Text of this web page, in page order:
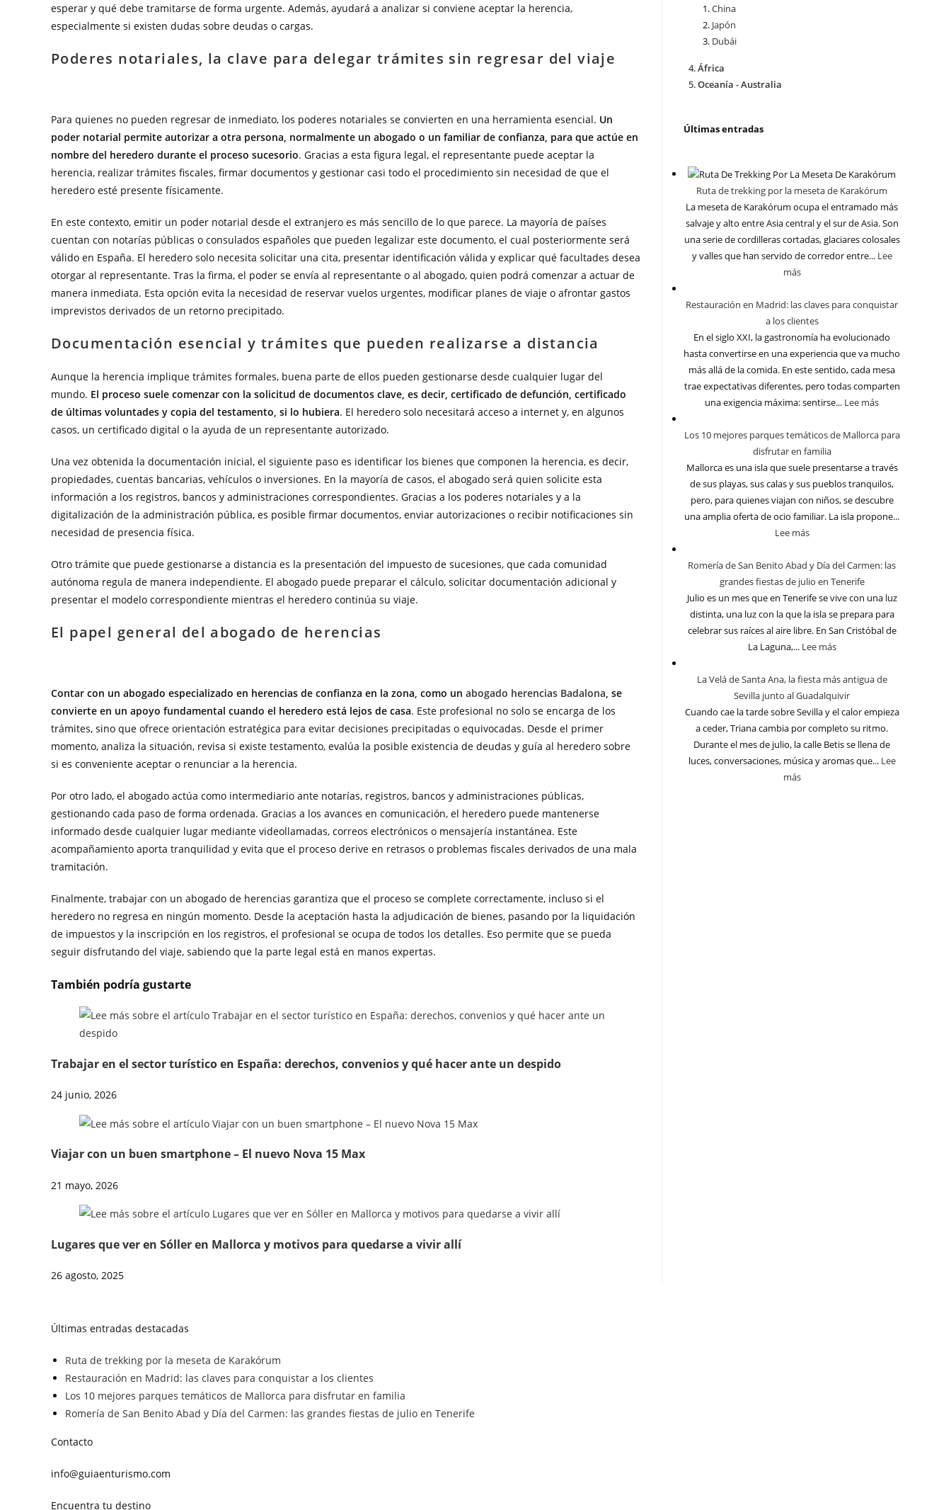
esperar y qué debe tramitarse de forma urgente. Además, ayudará a analizar si conviene aceptar la herencia,
especialmente si existen dudas sobre deudas o cargas.
Poderes notariales, la clave para delegar trámites sin regresar del viaje
Para quienes no pueden regresar de inmediato, los poderes notariales se convierten en una herramienta esencial. Un
poder notarial permite autorizar a otra persona, normalmente un abogado o un familiar de confianza, para que actúe en
nombre del heredero durante el proceso sucesorio. Gracias a esta figura legal, el representante puede aceptar la
herencia, realizar trámites fiscales, firmar documentos y gestionar casi todo el procedimiento sin necesidad de que el
heredero esté presente físicamente.
En este contexto, emitir un poder notarial desde el extranjero es más sencillo de lo que parece. La mayoría de países
cuentan con notarías públicas o consulados españoles que pueden legalizar este documento, el cual posteriormente será
válido en España. El heredero solo necesita solicitar una cita, presentar identificación válida y explicar qué facultades desea
otorgar al representante. Tras la firma, el poder se envía al representante o al abogado, quien podrá comenzar a actuar de
manera inmediata. Esta opción evita la necesidad de reservar vuelos urgentes, modificar planes de viaje o afrontar gastos
imprevistos derivados de un retorno precipitado.
Documentación esencial y trámites que pueden realizarse a distancia
Aunque la herencia implique trámites formales, buena parte de ellos pueden gestionarse desde cualquier lugar del
mundo. El proceso suele comenzar con la solicitud de documentos clave, es decir, certificado de defunción, certificado
de últimas voluntades y copia del testamento, si lo hubiera. El heredero solo necesitará acceso a internet y, en algunos
casos, un certificado digital o la ayuda de un representante autorizado.
Una vez obtenida la documentación inicial, el siguiente paso es identificar los bienes que componen la herencia, es decir,
propiedades, cuentas bancarias, vehículos o inversiones. En la mayoría de casos, el abogado será quien solicite esta
información a los registros, bancos y administraciones correspondientes. Gracias a los poderes notariales y a la
digitalización de la administración pública, es posible firmar documentos, enviar autorizaciones o recibir notificaciones sin
necesidad de presencia física.
Otro trámite que puede gestionarse a distancia es la presentación del impuesto de sucesiones, que cada comunidad
autónoma regula de manera independiente. El abogado puede preparar el cálculo, solicitar documentación adicional y
presentar el modelo correspondiente mientras el heredero continúa su viaje.
El papel general del abogado de herencias
Contar con un abogado especializado en herencias de confianza en la zona, como un abogado herencias Badalona, se
convierte en un apoyo fundamental cuando el heredero está lejos de casa. Este profesional no solo se encarga de los
trámites, sino que ofrece orientación estratégica para evitar decisiones precipitadas o equivocadas. Desde el primer
momento, analiza la situación, revisa si existe testamento, evalúa la posible existencia de deudas y guía al heredero sobre
si es conveniente aceptar o renunciar a la herencia.
Por otro lado, el abogado actúa como intermediario ante notarías, registros, bancos y administraciones públicas,
gestionando cada paso de forma ordenada. Gracias a los avances en comunicación, el heredero puede mantenerse
informado desde cualquier lugar mediante videollamadas, correos electrónicos o mensajería instantánea. Este
acompañamiento aporta tranquilidad y evita que el proceso derive en retrasos o problemas fiscales derivados de una mala
tramitación.
Finalmente, trabajar con un abogado de herencias garantiza que el proceso se complete correctamente, incluso si el
heredero no regresa en ningún momento. Desde la aceptación hasta la adjudicación de bienes, pasando por la liquidación
de impuestos y la inscripción en los registros, el profesional se ocupa de todos los detalles. Eso permite que se pueda
seguir disfrutando del viaje, sabiendo que la parte legal está en manos expertas.
También podría gustarte
Trabajar en el sector turístico en España: derechos, convenios y qué hacer ante un despido
24 junio, 2026
Viajar con un buen smartphone – El nuevo Nova 15 Max
21 mayo, 2026
Lugares que ver en Sóller en Mallorca y motivos para quedarse a vivir allí
26 agosto, 2025
China
Japón
Dubái
África
Oceanía - Australia
Últimas entradas
Ruta de trekking por la meseta de Karakórum
La meseta de Karakórum ocupa el entramado más
salvaje y alto entre Asia central y el sur de Asia. Son
una serie de cordilleras cortadas, glaciares colosales
y valles que han servido de corredor entre... Lee
más
Restauración en Madrid: las claves para conquistar
a los clientes
En el siglo XXI, la gastronomía ha evolucionado
hasta convertirse en una experiencia que va mucho
más allá de la comida. En este sentido, cada mesa
trae expectativas diferentes, pero todas comparten
una exigencia máxima: sentirse... Lee más
Los 10 mejores parques temáticos de Mallorca para
disfrutar en familia
Mallorca es una isla que suele presentarse a través
de sus playas, sus calas y sus pueblos tranquilos,
pero, para quienes viajan con niños, se descubre
una amplia oferta de ocio familiar. La isla propone...
Lee más
Romería de San Benito Abad y Día del Carmen: las
grandes fiestas de julio en Tenerife
Julio es un mes que en Tenerife se vive con una luz
distinta, una luz con la que la isla se prepara para
celebrar sus raíces al aire libre. En San Cristóbal de
La Laguna,... Lee más
La Velá de Santa Ana, la fiesta más antigua de
Sevilla junto al Guadalquivir
Cuando cae la tarde sobre Sevilla y el calor empieza
a ceder, Triana cambia por completo su ritmo.
Durante el mes de julio, la calle Betis se llena de
luces, conversaciones, música y aromas que... Lee
más
Últimas entradas destacadas
Ruta de trekking por la meseta de Karakórum
Restauración en Madrid: las claves para conquistar a los clientes
Los 10 mejores parques temáticos de Mallorca para disfrutar en familia
Romería de San Benito Abad y Día del Carmen: las grandes fiestas de julio en Tenerife
Contacto
info@guiaenturismo.com
Encuentra tu destino